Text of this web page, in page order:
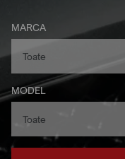
MARCA
MODEL